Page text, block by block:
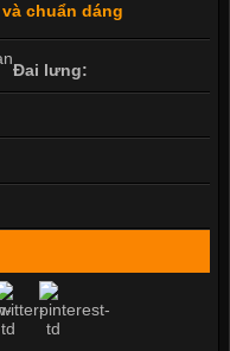
chuẩn dáng
Đai lưng: